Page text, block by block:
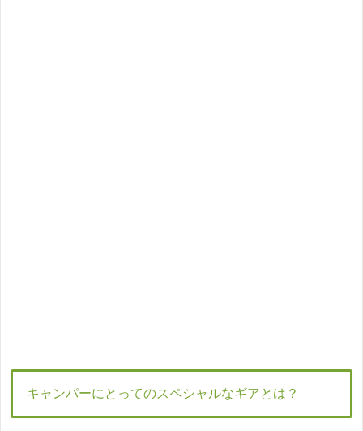
キャンパーにとってのスペシャルなギアとは？